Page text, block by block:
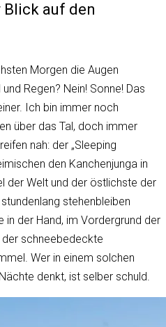
Blick auf den
Morgen die Augen
Regen? Nein! Sonne! Das
Ich bin immer noch
über das Tal, doch immer
nah: der „Sleeping
den Kanchenjunga in
der Welt und der östlichste der
stehenbleiben
in der Hand, im Vordergrund der
schneebedeckte
Wer in einem solchen
denkt, ist selber schuld.